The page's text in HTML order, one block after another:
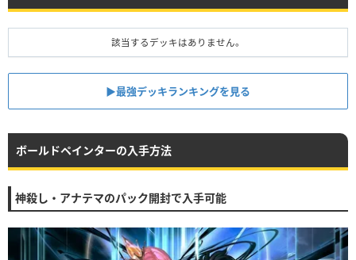
該当するデッキはありません。
▶︎最強デッキランキングを見る
ボールドペインターの入手方法
神殺し・アナテマのパック開封で入手可能